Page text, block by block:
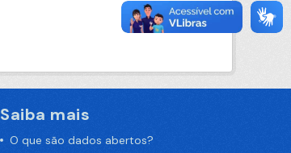
Saiba mais
O que são dados abertos?